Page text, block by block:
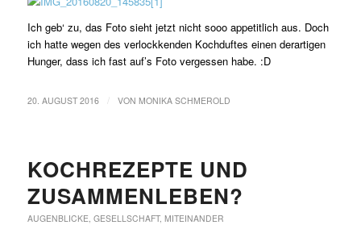
Ich geb‘ zu, das Foto sieht jetzt nicht sooo appetitlich aus. Doch
ich hatte wegen des verlockkenden Kochduftes einen derartigen
Hunger, dass ich fast auf’s Foto vergessen habe. :D
20. AUGUST 2016 VON MONIKA SCHMEROLD
KOCHREZEPTE UND
ZUSAMMENLEBEN?
AUGENBLICKE GESELLSCHAFT, MITEINANDER